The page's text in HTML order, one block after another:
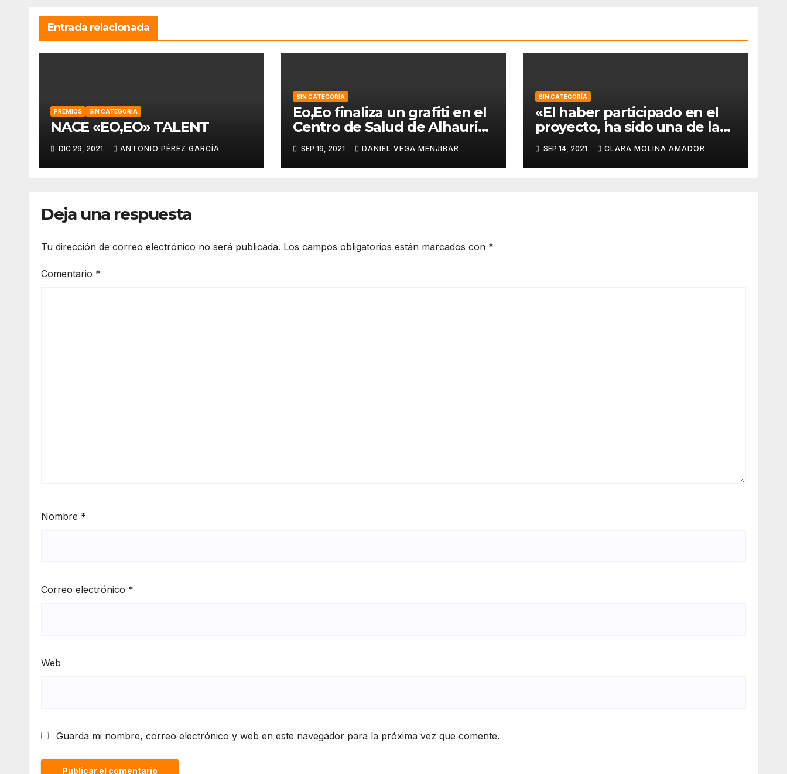
Entrada relacionada
PREMIOS SIN CATEGORÍA
NACE «EO,EO» TALENT
DIC 29, 2021 ANTONIO PÉREZ GARCÍA
SIN CATEGORÍA
Eo,Eo finaliza un grafiti en el
Centro de Salud de Alhaurin
de la Torre.
SEP 19, 2021 DANIEL VEGA MENJIBAR
SIN CATEGORÍA
«El haber participado en el
proyecto, ha sido una de las
mejores experiencias que he
vivido, pues a pesar de la
barrera del idioma, he sido
SEP 14, 2021 CLARA MOLINA AMADOR
Deja una respuesta
Tu dirección de correo electrónico no será publicada. Los campos obligatorios están marcados con *
Comentario *
Nombre *
Correo electrónico *
Web
Guarda mi nombre, correo electrónico y web en este navegador para la próxima vez que comente.